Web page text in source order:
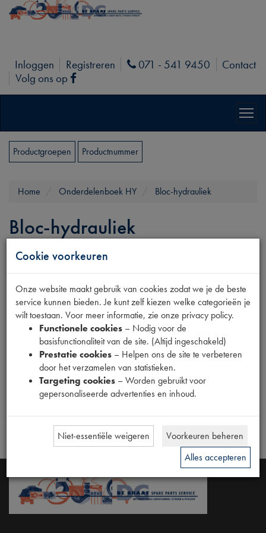
Inloggen Registreren Phone
071 - 541 9450
Contact
Volg ons op
Facebook
Productgroepen Productnummer
Home Onderdelenboek HY Bloc-hydrauliek
Bloc-hydrauliek
Cookie voorkeuren
Onze website maakt gebruik van cookies zodat we je de beste
service kunnen bieden. Je kunt zelf kiezen welke categorieën je
wilt toestaan. Voor meer informatie, zie onze privacy policy.
Functionele cookies – Nodig voor de
basisfunctionaliteit van de site. (Altijd ingeschakeld)
Prestatie cookies – Helpen ons de site te verbeteren
door het verzamelen van statistieken.
Targeting cookies – Worden gebruikt voor
gepersonaliseerde advertenties en inhoud.
Niet-essentiële weigeren
Voorkeuren beheren
Alles accepteren